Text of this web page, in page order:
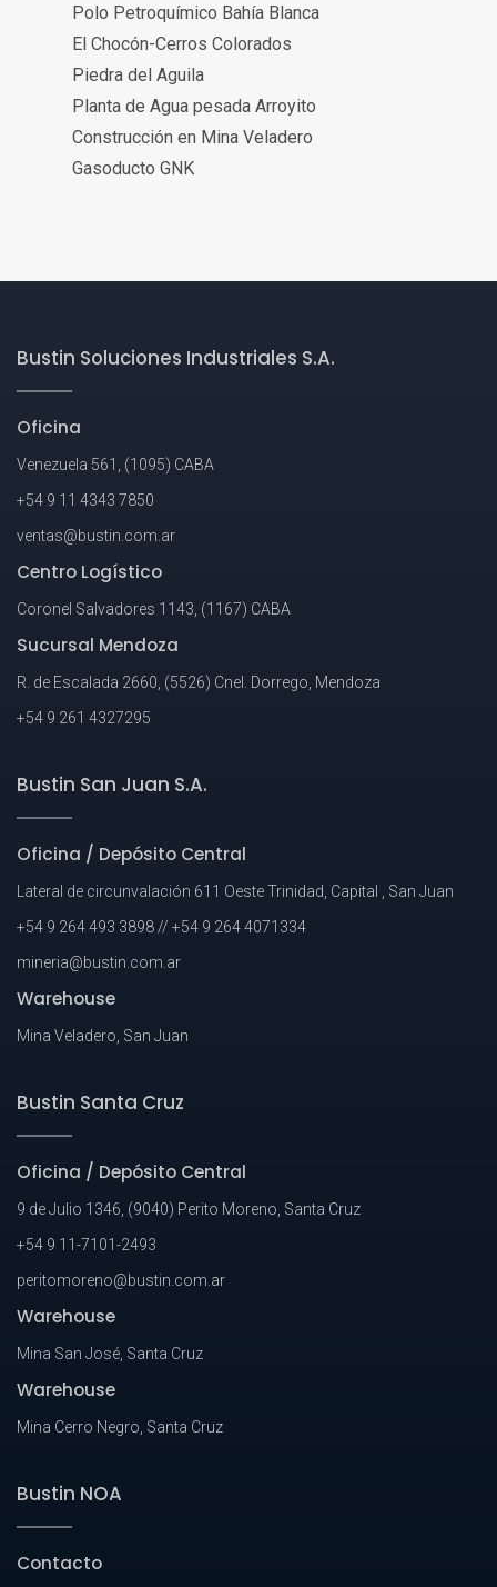
Polo Petroquímico Bahía Blanca
El Chocón-Cerros Colorados
Piedra del Aguila
Planta de Agua pesada Arroyito
Construcción en Mina Veladero
Gasoducto GNK
Bustin Soluciones Industriales S.A.
Oficina
Venezuela 561, (1095) CABA
+54 9 11 4343 7850
ventas@bustin.com.ar
Centro Logístico
Coronel Salvadores 1143, (1167) CABA
Sucursal Mendoza
R. de Escalada 2660, (5526) Cnel. Dorrego, Mendoza
+54 9 261 4327295
Bustin San Juan S.A.
Oficina / Depósito Central
Lateral de circunvalación 611 Oeste Trinidad, Capital , San Juan
+54 9 264 493 3898 // +54 9 264 4071334
mineria@bustin.com.ar
Warehouse
Mina Veladero, San Juan
Bustin Santa Cruz
Oficina / Depósito Central
9 de Julio 1346, (9040) Perito Moreno, Santa Cruz
+54 9 11-7101-2493
peritomoreno@bustin.com.ar
Warehouse
Mina San José, Santa Cruz
Warehouse
Mina Cerro Negro, Santa Cruz
Bustin NOA
Contacto